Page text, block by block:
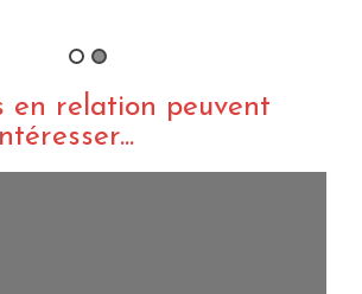
en relation peuvent